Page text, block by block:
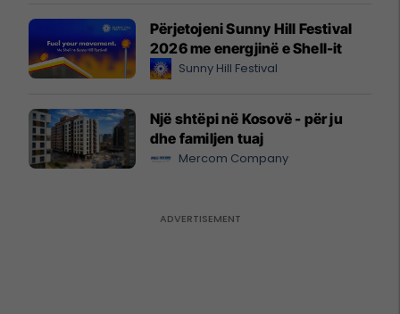
Përjetojeni Sunny Hill Festival
2026 me energjinë e Shell-it
Sunny Hill Festival
Një shtëpi në Kosovë - për ju
dhe familjen tuaj
Mercom Company